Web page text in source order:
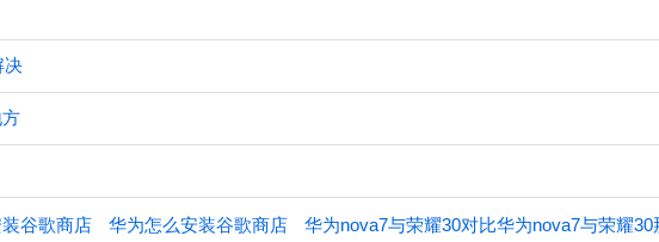
决
谷歌商店 华为怎么安装谷歌商店 华为nova7与荣耀30对比华为nova7与荣耀